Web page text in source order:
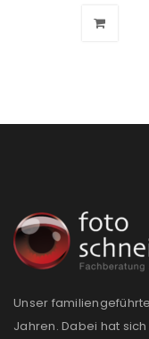
Unser
Jahren. Dabei hat